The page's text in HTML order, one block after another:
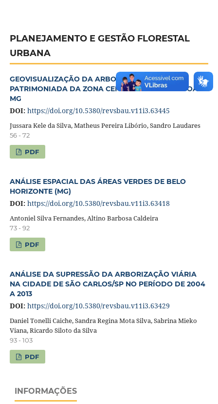
PLANEJAMENTO E GESTÃO FLORESTAL
URBANA
GEOVISUALIZAÇÃO DA ARBORIZAÇÃO VIÁRIA
PATRIMONIADA DA ZONA CENTRAL DE SETE LAGOAS-
MG
DOI: https://doi.org/10.5380/revsbau.v11i3.63445
Jussara Kele da Silva, Matheus Pereira Libório, Sandro Laudares
56 - 72
PDF
ANÁLISE ESPACIAL DAS ÁREAS VERDES DE BELO
HORIZONTE (MG)
DOI: https://doi.org/10.5380/revsbau.v11i3.63418
Antoniel Silva Fernandes, Altino Barbosa Caldeira
73 - 92
PDF
ANÁLISE DA SUPRESSÃO DA ARBORIZAÇÃO VIÁRIA
NA CIDADE DE SÃO CARLOS/SP NO PERÍODO DE 2004
A 2013
DOI: https://doi.org/10.5380/revsbau.v11i3.63429
Daniel Tonelli Caiche, Sandra Regina Mota Silva, Sabrina Mieko
Viana, Ricardo Siloto da Silva
93 - 103
PDF
INFORMAÇÕES